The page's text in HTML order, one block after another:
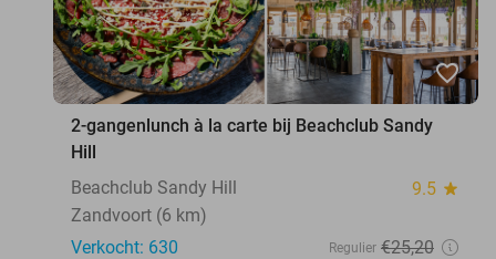
favorite_border
2-gangenlunch à la carte bij Beachclub Sandy
Hill
Beachclub Sandy Hill
9.5 star
Zandvoort (6 km)
Verkocht: 630
Regulier €25,20